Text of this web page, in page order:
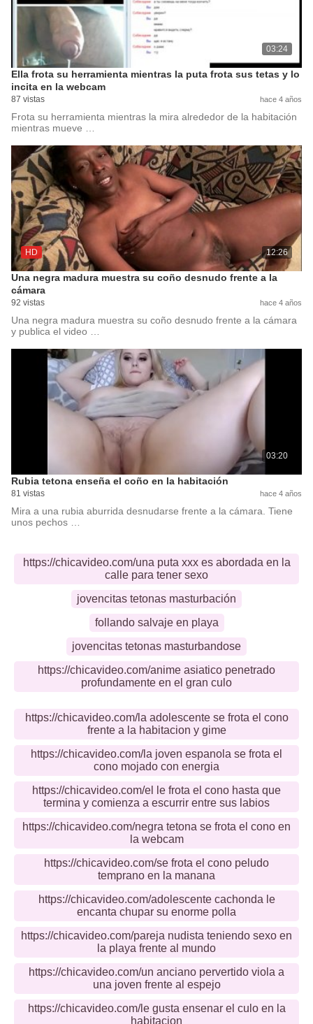
03:24
Ella frota su herramienta mientras la puta frota sus tetas y lo
incita en la webcam
87 vistas hace 4 años
Frota su herramienta mientras la mira alrededor de la habitación
mientras mueve …
HD 12:26
Una negra madura muestra su coño desnudo frente a la
cámara
92 vistas hace 4 años
Una negra madura muestra su coño desnudo frente a la cámara
y publica el video …
03:20
Rubia tetona enseña el coño en la habitación
81 vistas hace 4 años
Mira a una rubia aburrida desnudarse frente a la cámara. Tiene
unos pechos …
https://chicavideo.com/una puta xxx es abordada en la
calle para tener sexo
jovencitas tetonas masturbación
follando salvaje en playa
jovencitas tetonas masturbandose
https://chicavideo.com/anime asiatico penetrado
profundamente en el gran culo
https://chicavideo.com/la adolescente se frota el cono
frente a la habitacion y gime
https://chicavideo.com/la joven espanola se frota el
cono mojado con energia
https://chicavideo.com/el le frota el cono hasta que
termina y comienza a escurrir entre sus labios
https://chicavideo.com/negra tetona se frota el cono en
la webcam
https://chicavideo.com/se frota el cono peludo
temprano en la manana
https://chicavideo.com/adolescente cachonda le
encanta chupar su enorme polla
https://chicavideo.com/pareja nudista teniendo sexo en
la playa frente al mundo
https://chicavideo.com/un anciano pervertido viola a
una joven frente al espejo
https://chicavideo.com/le gusta ensenar el culo en la
habitacion